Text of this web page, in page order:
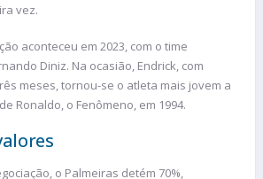
vez.
aconteceu em 2023, com o time
Diniz. Na ocasião, Endrick, com
meses, tornou-se o atleta mais jovem a
Ronaldo, o Fenômeno, em 1994.
o Palmeiras detém 70%,